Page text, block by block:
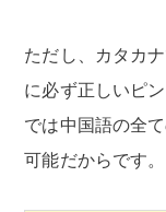
ただし、カタカ
に必ず正しいピ
では中国語の全
可能だからです。